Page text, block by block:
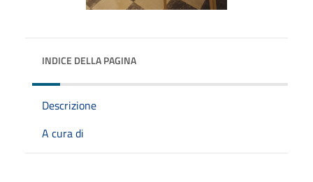
INDICE DELLA PAGINA
Descrizione
A cura di